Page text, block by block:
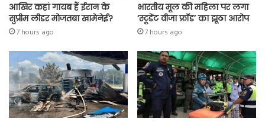
आखिर कहां गायब हैं ईरान के
सुप्रीम लीडर मोजतबा खामेनेई?
7 hours ago
भारतीय मूल की महिला पर लगा
‘स्टूडेंट वीजा फ्रॉड’ का झूठा आरोप
7 hours ago